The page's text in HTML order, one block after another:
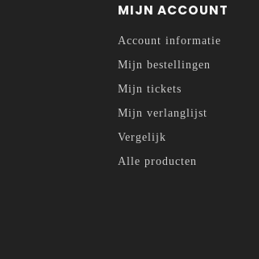
MIJN ACCOUNT
Account informatie
Mijn bestellingen
Mijn tickets
Mijn verlanglijst
Vergelijk
Alle producten